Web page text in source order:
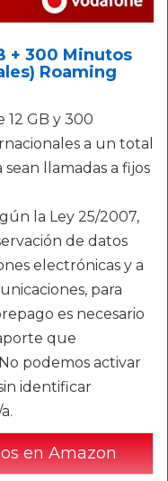
+ 300 Minutos
Roaming
GB y 300
a un total
llamadas a fijos
la Ley 25/2007,
de datos
electrónicas y a
para
es necesario
que
podemos activar
identificar
en Amazon